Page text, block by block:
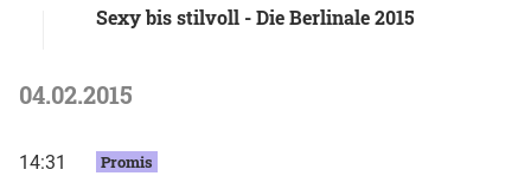
Sexy bis stilvoll - Die Berlinale 2015
04.02.2015
14:31 Promis